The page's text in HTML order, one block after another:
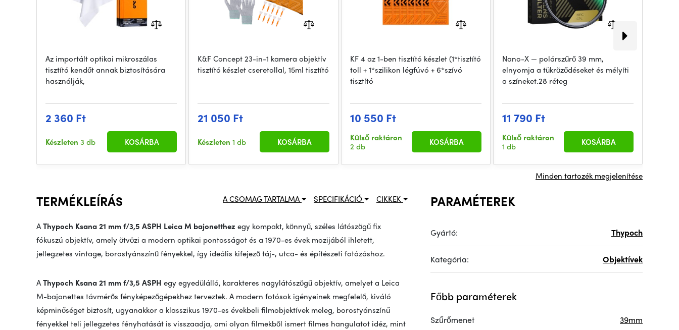
Az importált optikai mikroszálas
tisztító kendőt annak biztosítására
használják,
2 360 Ft
Készleten 3 db KOSÁRBA
K&F Concept 23-in-1 kamera objektív
tisztító készlet cseretollal, 15ml tisztító
21 050 Ft
Készleten1 db KOSÁRBA
KF 4 az 1-ben tisztító készlet (1*tisztító
toll + 1*szilikon légfúvó + 6*szívó
tisztító
10 550 Ft
Külső raktáron
2 db
KOSÁRBA
Nano-X — polárszűrő 39 mm,
elnyomja a tükröződéseket és mélyíti
a színeket.28 réteg
11 790 Ft
Külső raktáron
1 db
KOSÁRBA
Minden tartozék megjelenítése
CIKKEK
SPECIFIKÁCIÓ
A CSOMAG TARTALMA
TERMÉKLEÍRÁS
AThypoch Ksana 21 mm f/3,5 ASPH Leica M bajonetthez egy kompakt, könnyű, széles látószögű fix
fókuszú objektív, amely ötvözi a modern optikai pontosságot és a 1970-es évek mozijából ihletett,
jellegzetes vintage, borostyánszínű fényekkel, így ideális kifejező táj-, utca- és építészeti fotózáshoz.
AThypoch Ksana 21 mm f/3,5 ASPH egy egyedülálló, karakteres nagylátószögű objektív, amelyet a Leica
M-bajonettes távmérős fényképezőgépekhez terveztek. A modern fotósok igényeinek megfelelő, kiváló
képminőséget biztosít, ugyanakkor a klasszikus 1970-es évekbeli filmobjektívek meleg, borostyánszínű
fényekkel teli jellegzetes fényhatását is visszaadja, ami olyan filmekből ismert filmes hangulatot idéz, mint
PARAMÉTEREK
Gyártó: Thypoch
Kategória: Objektívek
Főbb paraméterek
Szűrőmenet 39mm